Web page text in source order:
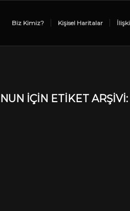
Biz Kimiz? Kişisel Haritalar
IÇIN ETIKET ARŞIVI: